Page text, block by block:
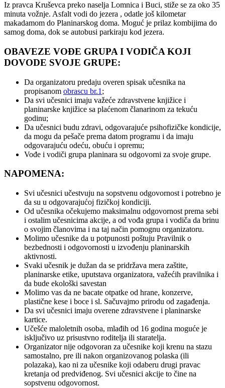
Iz pravca Kruševca preko naselja Lomnica i Buci, stiže se za oko 35
minuta vožnje. Asfalt vodi do jezera , odatle još kilometar
makadamom do Planinarskog doma. Moguć je prilaz kombijima do
samog doma, dok se autobusi parkiraju kod jezera.
OBAVEZE VOĐE GRUPA I VODIČA KOJI
DOVODE SVOJE GRUPE:
Da organizatoru predaju overen spisak učesnika na
propisanom obrascu br.1 ;
Da svi učesnici imaju važeće zdravstvene knjižice i
planinarske knjižice sa plaćenom članarinom za tekuću
godinu;
Da učesnici budu zdravi, odgovarajuće psihofizičke kondicije,
da mogu da pešače prema datom programu i da imaju
odgovarajuću odeću, obuću i opremu;
Vođe i vodiči grupa planinara su odgovorni za svoje grupe.
NAPOMENA:
Svi učesnici učestvuju na sopstvenu odgovornost i potrebno je
da su u odgovarajućoj fizičkoj kondiciji.
Od učesnika očekujemo maksimalnu odgovornost prema sebi
i ostalim učesnicima akcije, a od vođa grupa i vodiča da brinu
o svojim članovima i na taj način pomognu organizatoru.
Molimo učesnike da u potpunosti poštuju Pravilnik o
bezbednosti i odgovornosti u izvođenju planinarskih
aktivnosti.
Svaki učesnik je dužan da se pridržava mera zaštite,
planinarske etike, uputstava organizatora, važećih pravilnika i
da bude ekološki savestan
Molimo vas da ne bacate otpatke od hrane, konzerve,
plastične kese i boce i sl. Sačuvajmo prirodu od zagađenja.
Da svi učesnici imaju overene zdravstvene i planinarske
kartice.
Učešće maloletnih osoba, mlađih od 16 godina moguće je
isključivo uz prisustvno roditelja ili staratelja.
Organizator nije odgovoran za učesnike koji krenu na stazu
samostalno, pre ili nakon organizovanog polaska (ili
polazaka), kao ni za učesnike koji odaberu drugi pravac
kretanja od predviđenog. Svi učesnici akcije to čine na
sopstvenu odgovornost.